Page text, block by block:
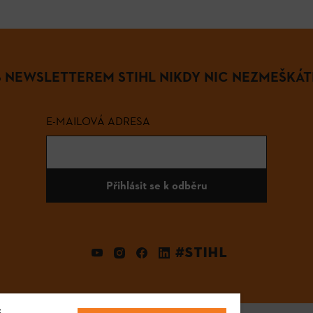
NEWSLETTEREM STIHL NIKDY NIC
E-MAILOVÁ ADRESA
Přihlásit se k odběru
#STIHL